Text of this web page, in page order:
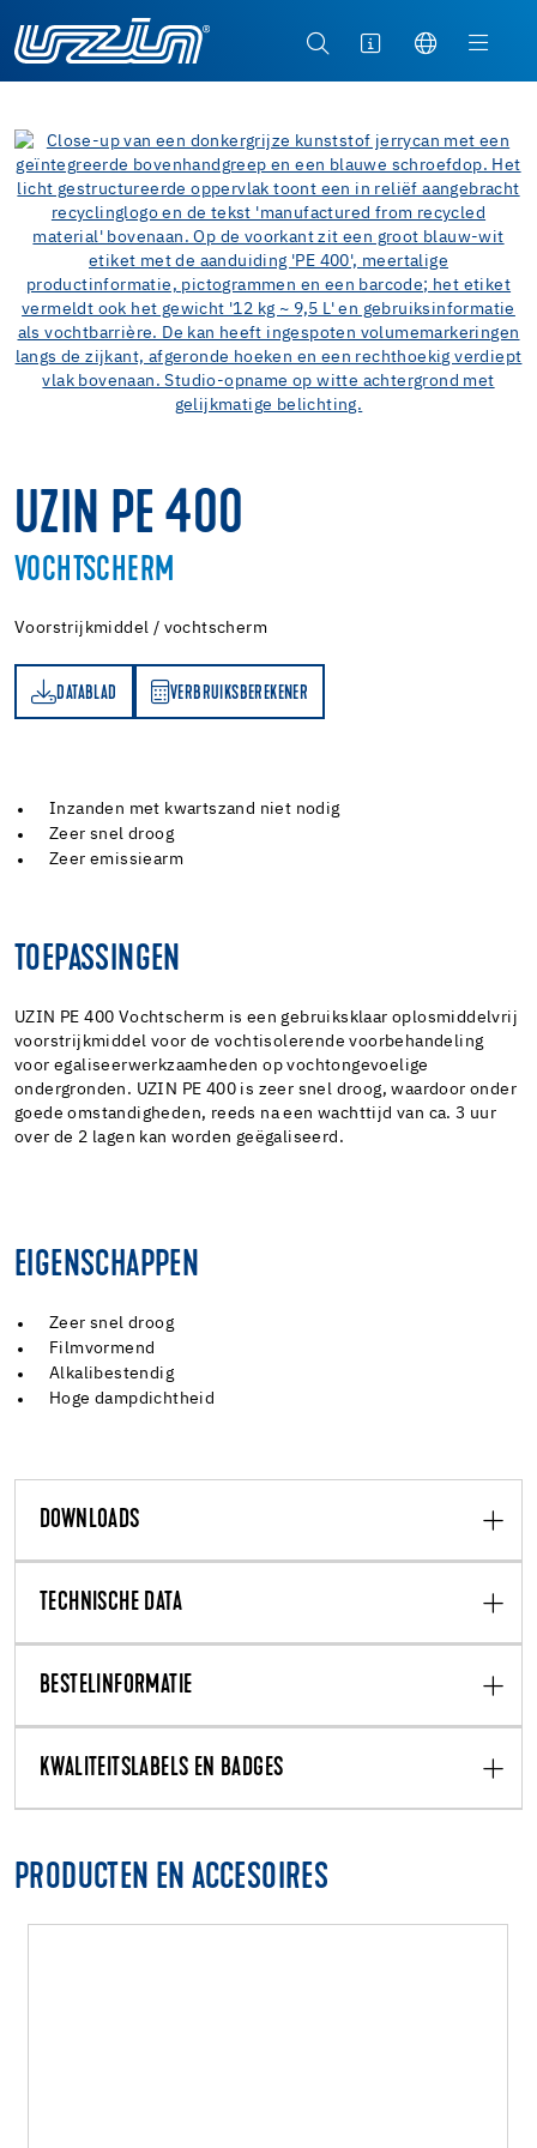
UZIN PE 400
VOCHTSCHERM
Voorstrijkmiddel / vochtscherm
DATABLAD VERBRUIKSBEREKENER
Inzanden met kwartszand niet nodig
Zeer snel droog
Zeer emissiearm
TOEPASSINGEN
UZIN PE 400 Vochtscherm is een gebruiksklaar oplosmiddelvrij
voorstrijkmiddel voor de vochtisolerende voorbehandeling
voor egaliseerwerkzaamheden op vochtongevoelige
ondergronden. UZIN PE 400 is zeer snel droog, waardoor onder
goede omstandigheden, reeds na een wachttijd van ca. 3 uur
over de 2 lagen kan worden geëgaliseerd.
EIGENSCHAPPEN
Zeer snel droog
Filmvormend
Alkalibestendig
Hoge dampdichtheid
DOWNLOADS
TECHNISCHE DATA
BESTELINFORMATIE
KWALITEITSLABELS EN BADGES
PRODUCTEN EN ACCESOIRES